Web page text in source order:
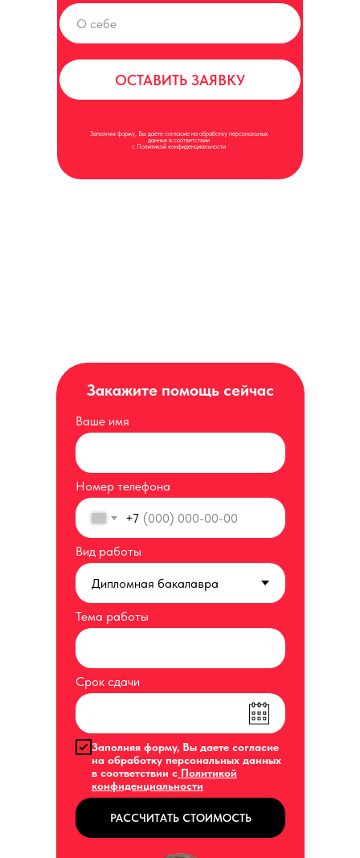
Заполняя форму, Вы даете согласие на обработку персональных
данных в соответствии
с Политикой конфиденциальности
ОСТАВИТЬ ЗАЯВКУ
Закажите помощь сейчас
Ваше имя
Номер телефона
+7
Вид работы
Тема работы
Срок сдачи
Заполняя форму, Вы даете согласие
на обработку персональных данных
в соответствии с Политикой
конфиденциальности
РАССЧИТАТЬ СТОИМОСТЬ